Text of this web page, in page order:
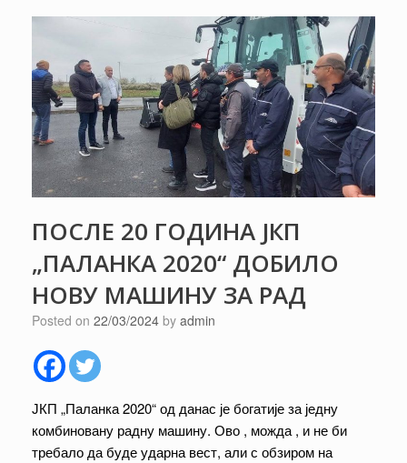
ПОСЛЕ 20 ГОДИНА ЈКП
„ПАЛАНКА 2020“ ДОБИЛО
НОВУ МАШИНУ ЗА РАД
Posted on 22/03/2024 by admin
ЈКП „Паланка 2020“ од данас је богатије за једну
комбиновану радну машину. Ово , можда , и не би
требало да буде ударна вест, али с обзиром на